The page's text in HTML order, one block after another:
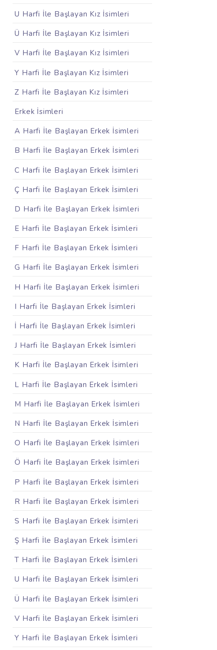
U Harfi İle Başlayan Kız İsimleri
Ü Harfi İle Başlayan Kız İsimleri
V Harfi İle Başlayan Kız İsimleri
Y Harfi İle Başlayan Kız İsimleri
Z Harfi İle Başlayan Kız İsimleri
Erkek İsimleri
A Harfi İle Başlayan Erkek İsimleri
B Harfi İle Başlayan Erkek İsimleri
C Harfi İle Başlayan Erkek İsimleri
Ç Harfi İle Başlayan Erkek İsimleri
D Harfi İle Başlayan Erkek İsimleri
E Harfi İle Başlayan Erkek İsimleri
F Harfi İle Başlayan Erkek İsimleri
G Harfi İle Başlayan Erkek İsimleri
H Harfi İle Başlayan Erkek İsimleri
I Harfi İle Başlayan Erkek İsimleri
İ Harfi İle Başlayan Erkek İsimleri
J Harfi İle Başlayan Erkek İsimleri
K Harfi İle Başlayan Erkek İsimleri
L Harfi İle Başlayan Erkek İsimleri
M Harfi İle Başlayan Erkek İsimleri
N Harfi İle Başlayan Erkek İsimleri
O Harfi İle Başlayan Erkek İsimleri
Ö Harfi İle Başlayan Erkek İsimleri
P Harfi İle Başlayan Erkek İsimleri
R Harfi İle Başlayan Erkek İsimleri
S Harfi İle Başlayan Erkek İsimleri
Ş Harfi İle Başlayan Erkek İsimleri
T Harfi İle Başlayan Erkek İsimleri
U Harfi İle Başlayan Erkek İsimleri
Ü Harfi İle Başlayan Erkek İsimleri
V Harfi İle Başlayan Erkek İsimleri
Y Harfi İle Başlayan Erkek İsimleri